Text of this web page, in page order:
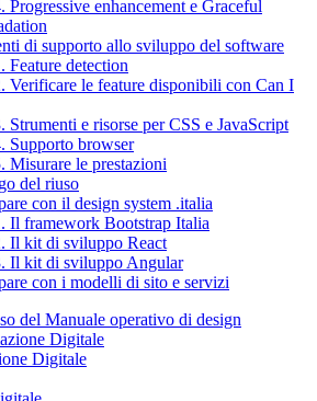
Progressive enhancement e Graceful
di supporto allo sviluppo del software
Feature detection
Verificare le feature disponibili con Can I
Strumenti e risorse per CSS e JavaScript
Supporto browser
Misurare le prestazioni
del riuso
con il design system .italia
Il framework Bootstrap Italia
Il kit di sviluppo React
Il kit di sviluppo Angular
con i modelli di sito e servizi
del Manuale operativo di design
Digitale